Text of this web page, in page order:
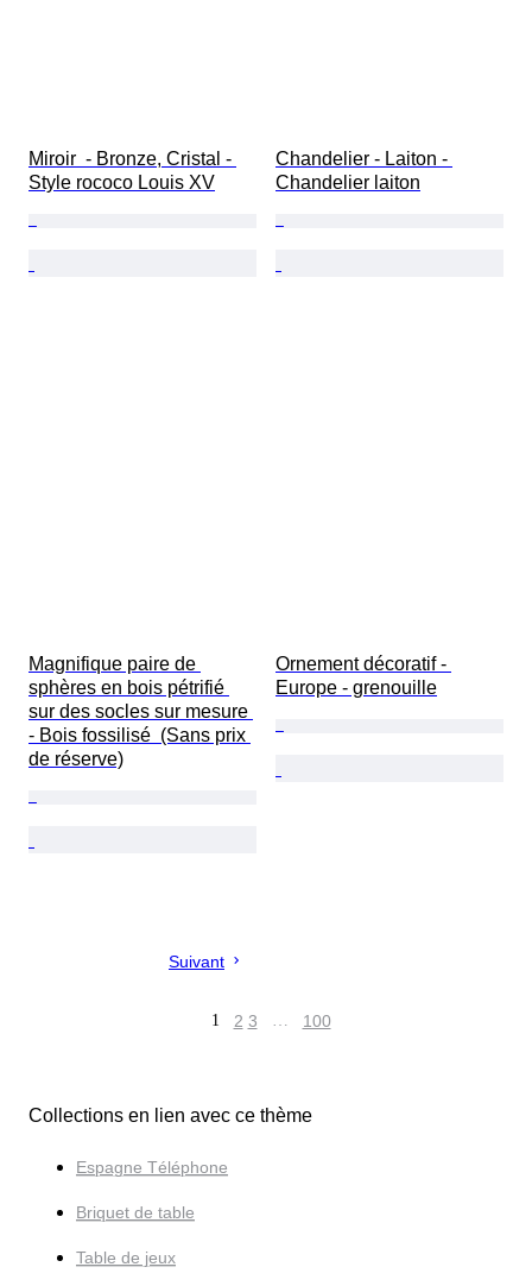
Miroir  - Bronze, Cristal -
Style rococo Louis XV
Chandelier - Laiton -
Chandelier laiton
Magnifique paire de
sphères en bois pétrifié
sur des socles sur mesure
- Bois fossilisé  (Sans prix
de réserve)
Ornement décoratif -
Europe - grenouille
Suivant
1 2 3 … 100
Collections en lien avec ce thème
Espagne Téléphone
Briquet de table
Table de jeux